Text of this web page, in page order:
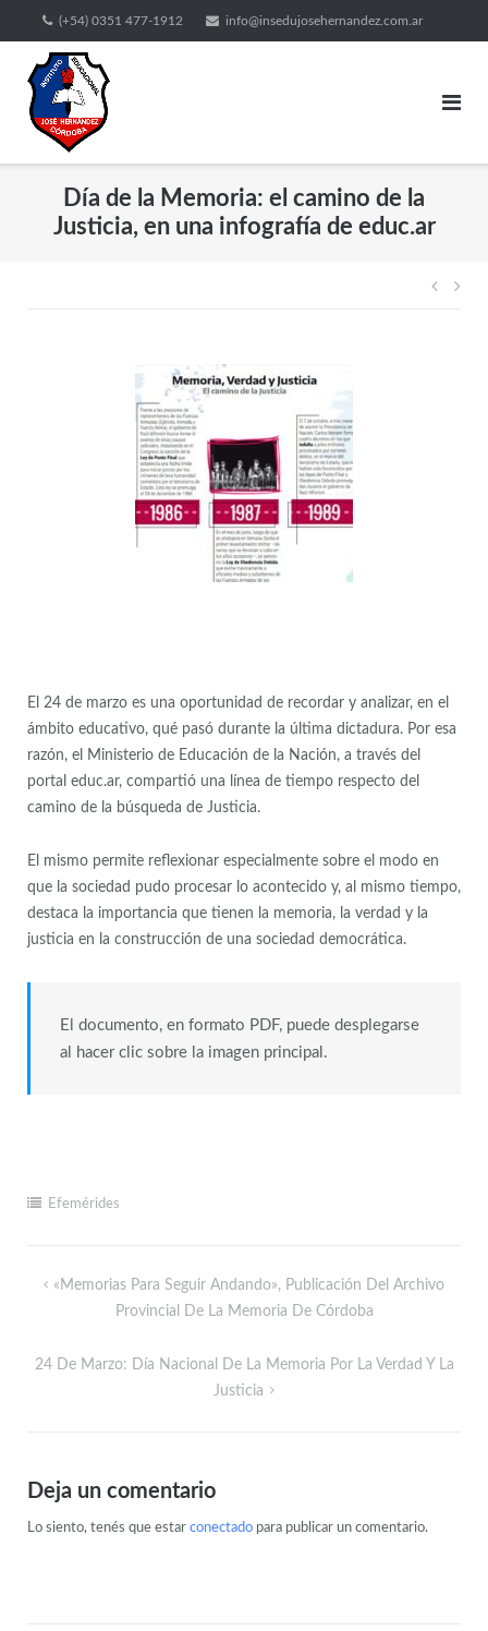
(+54) 0351 477-1912 info@insedujosehernandez.com.ar
Día de la Memoria: el camino de la
Justicia, en una infografía de educ.ar
El 24 de marzo es una oportunidad de recordar y analizar, en el
ámbito educativo, qué pasó durante la última dictadura. Por esa
razón, el Ministerio de Educación de la Nación, a través del
portal educ.ar, compartió una línea de tiempo respecto del
camino de la búsqueda de Justicia.
El mismo permite reflexionar especialmente sobre el modo en
que la sociedad pudo procesar lo acontecido y, al mismo tiempo,
destaca la importancia que tienen la memoria, la verdad y la
justicia en la construcción de una sociedad democrática.
El documento, en formato PDF, puede desplegarse
al hacer clic sobre la imagen principal.
Efemérides
«Memorias Para Seguir Andando», Publicación Del Archivo
Provincial De La Memoria De Córdoba
24 De Marzo: Día Nacional De La Memoria Por La Verdad Y La
Justicia
Deja un comentario
Lo siento, tenés que estar conectadopara publicar un comentario.